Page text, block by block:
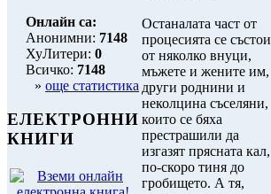
Онлайн са:
Анонимни: 7148
ХуЛитери: 0
Всичко: 7148
» още статистика
ЕЛЕКТРОННИ
КНИГИ
Останалата част от
процесията се състои
от няколко внуци,
мъжете и жените им,
други роднини и
неколцина съселяни,
които се бяха
престрашили да
изгазят прясната кал,
по-скоро тиня до
гробището. А тя,